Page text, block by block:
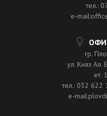
тел.:
e-
гр.
ул. Княз Ал.
ет.
тел.: 032
e-